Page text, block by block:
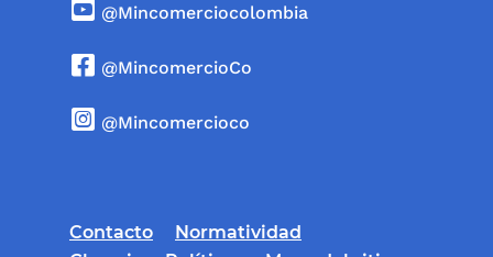
@Mincomerciocolombia
@MincomercioCo
@Mincomercioco
Contacto
Normatividad